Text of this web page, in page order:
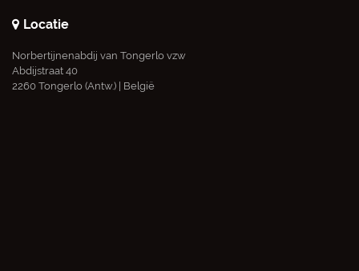
Locatie
Norbertijnenabdij van Tongerlo vzw
Abdijstraat 40
2260 Tongerlo (Antw.) | België